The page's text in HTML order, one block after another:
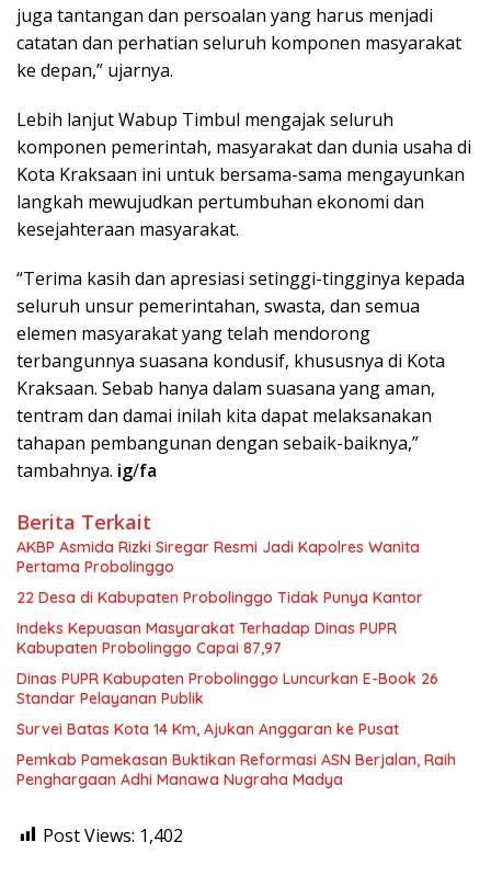
juga tantangan dan persoalan yang harus menjadi
catatan dan perhatian seluruh komponen masyarakat
ke depan,” ujarnya.
Lebih lanjut Wabup Timbul mengajak seluruh
komponen pemerintah, masyarakat dan dunia usaha di
Kota Kraksaan ini untuk bersama-sama mengayunkan
langkah mewujudkan pertumbuhan ekonomi dan
kesejahteraan masyarakat.
“Terima kasih dan apresiasi setinggi-tingginya kepada
seluruh unsur pemerintahan, swasta, dan semua
elemen masyarakat yang telah mendorong
terbangunnya suasana kondusif, khususnya di Kota
Kraksaan. Sebab hanya dalam suasana yang aman,
tentram dan damai inilah kita dapat melaksanakan
tahapan pembangunan dengan sebaik-baiknya,”
tambahnya. ig/fa
Berita Terkait
AKBP Asmida Rizki Siregar Resmi Jadi Kapolres Wanita
Pertama Probolinggo
22 Desa di Kabupaten Probolinggo Tidak Punya Kantor
Indeks Kepuasan Masyarakat Terhadap Dinas PUPR
Kabupaten Probolinggo Capai 87,97
Dinas PUPR Kabupaten Probolinggo Luncurkan E-Book 26
Standar Pelayanan Publik
Survei Batas Kota 14 Km, Ajukan Anggaran ke Pusat
Pemkab Pamekasan Buktikan Reformasi ASN Berjalan, Raih
Penghargaan Adhi Manawa Nugraha Madya
Post Views: 1,402